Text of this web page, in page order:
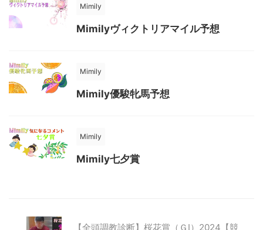
Mimily
Mimilyヴィクトリアマイル予想
Mimily
Mimily優駿牝馬予想
Mimily
Mimily七夕賞
【全頭調教診断】桜花賞（ＧⅠ）2024【競